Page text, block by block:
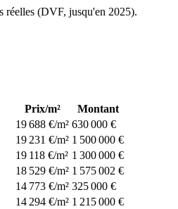
réelles (DVF, jusqu'en 2025).
Prix/m²
Montant
19 688 €/m² 630 000 €
19 231 €/m² 1 500 000 €
19 118 €/m² 1 300 000 €
18 529 €/m² 1 575 002 €
14 773 €/m² 325 000 €
14 294 €/m² 1 215 000 €